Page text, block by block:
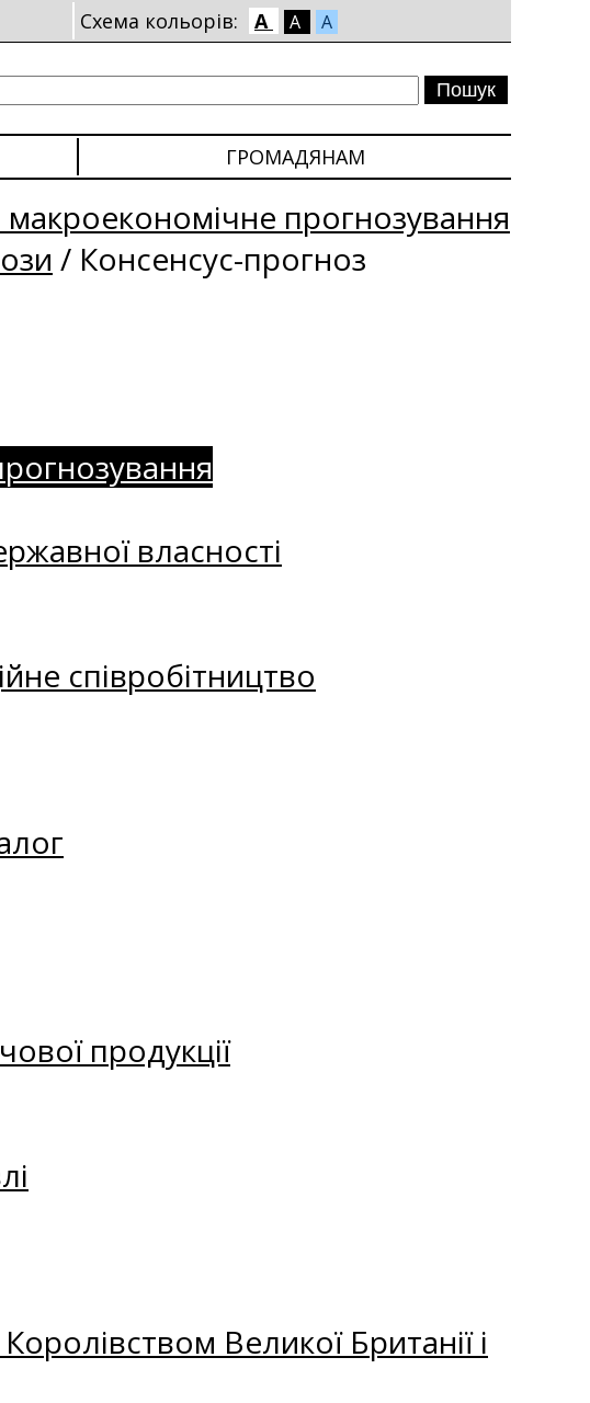
Схема кольорів: A A A
ГРОМАДЯНАМ
макроекономічне прогнозування
/ Консенсус-прогноз
власності
співробітництво
продукції
Великої Британії і